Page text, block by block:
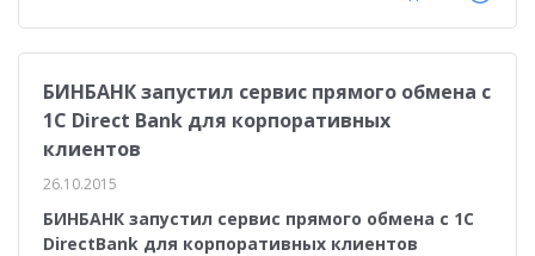
БИНБАНК запустил сервис прямого обмена с
1С Direct Bank для корпоративных
клиентов
26.10.2015
БИНБАНК запустил сервис прямого обмена с 1С
DirectBank для корпоративных клиентов